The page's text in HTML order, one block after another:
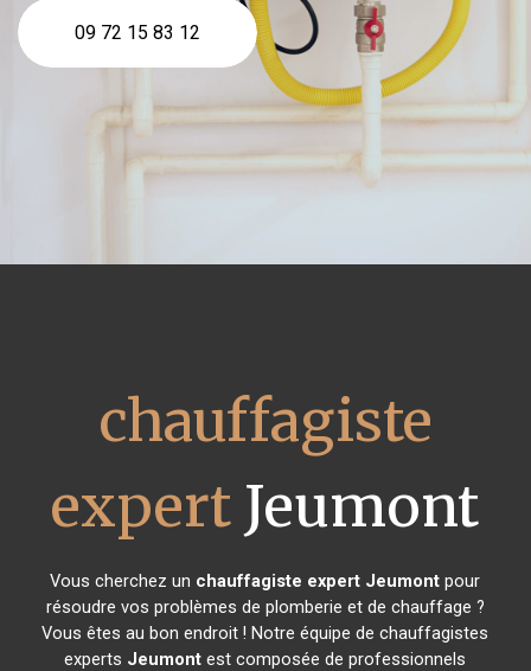
09 72 15 83 12
chauffagiste
expert Jeumont
Vous cherchez un chauffagiste expert Jeumont pour
résoudre vos problèmes de plomberie et de chauffage ?
Vous êtes au bon endroit ! Notre équipe de chauffagistes
experts Jeumont est composée de professionnels